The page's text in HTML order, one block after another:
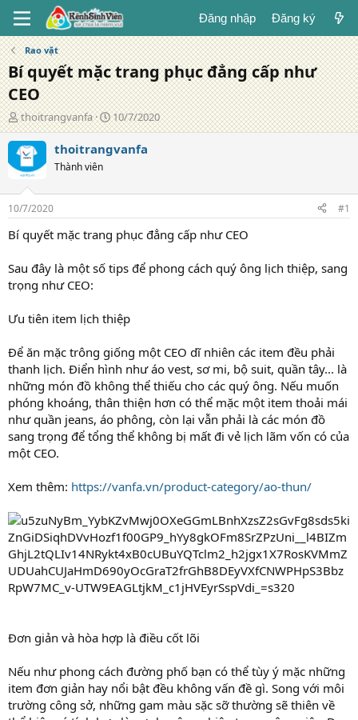
Đăng nhập Đăng ký
Rao vặt
Bí quyết mặc trang phục đẳng cấp như
CEO
T
á
c
g
i
ả
thoitrangvanfa
N
g
à
y
g
10/7/2020
thoitrangvanfa
Thành viên
10/7/2020 #1
Bí quyết mặc trang phục đẳng cấp như CEO
Sau đây là một số tips để phong cách quý ông lịch thiệp, sang
trọng như CEO:
Ưu tiên item lịch thiệp
Để ăn mặc trông giống một CEO dĩ nhiên các item đều phải
thanh lịch. Điển hình như áo vest, sơ mi, bộ suit, quần tây... là
những món đồ không thể thiếu cho các quý ông. Nếu muốn
phóng khoáng, thân thiện hơn có thể mặc một item thoải mái
như quần jeans, áo phông, còn lại vẫn phải là các món đồ
sang trọng để tổng thể không bị mất đi vẻ lịch lãm vốn có của
một CEO.
Xem thêm: https://vanfa.vn/product-category/ao-thun/
Đơn giản và hòa hợp là điều cốt lõi
Nếu như phong cách đường phố bạn có thể tùy ý mặc những
item đơn giản hay nổi bật đều không vấn đề gì. Song với môi
trường công sở, những gam màu sặc sỡ thường sẽ thiên về